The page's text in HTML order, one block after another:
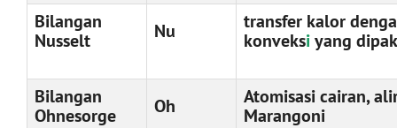
Bilangan
Nusselt
Nu
transfer kalor
konveksiyang
Bilangan
Ohnesorge
Oh
Atomisasi cairan,
Marangoni